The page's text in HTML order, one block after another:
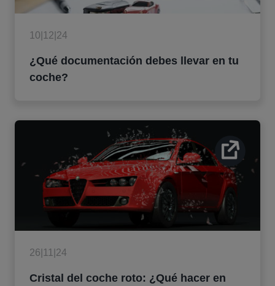
10|12|24
¿Qué documentación debes llevar en tu
coche?
26|11|24
Cristal del coche roto: ¿Qué hacer en